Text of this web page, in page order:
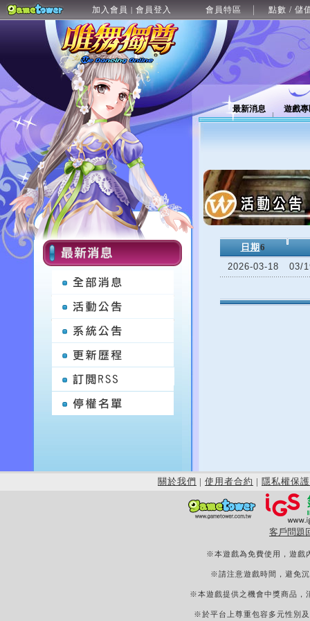
加入會員 | 會員登入 會員特區 點數 / 儲
最新消息 遊戲
日期 6
2026-03-18
03/
關於我們 | 使用者合約 | 隱私權保護
客戶問題
※本遊戲為免費使用，遊戲
※請注意遊戲時間，避免
※本遊戲提供之機會中獎商品，
※於平台上尊重包容多元性別